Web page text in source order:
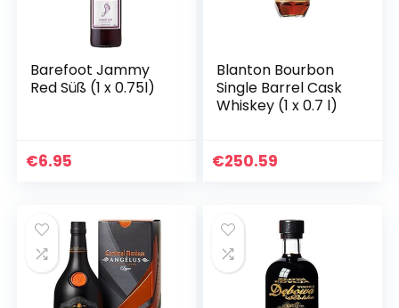
Barefoot Jammy
Red Süß (1 x 0.75l)
€6.95
Blanton Bourbon
Single Barrel Cask
Whiskey (1 x 0.7 l)
€250.59